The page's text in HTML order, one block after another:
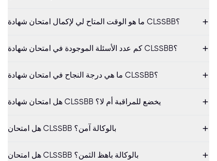
ما هو الوقت المتاح لي لإكمال امتحان شهادة CLSSBB؟
كم عدد الأسئلة الموجودة في امتحان شهادة CLSSBB؟
ما هي درجة النجاح في امتحان شهادة CLSSBB؟
هل امتحان شهادة CLSSBB يخضع للمراقبة أم لا؟
هل امتحان CLSSBB بالوكالة آمن؟
هل امتحان CLSSBB بالوكالة باهظ الثمن؟